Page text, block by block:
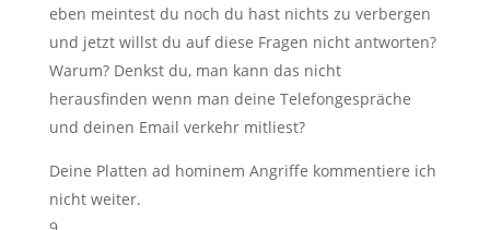
eben meintest du noch du hast nichts zu verbergen
und jetzt willst du auf diese Fragen nicht antworten?
Warum? Denkst du, man kann das nicht
herausfinden wenn man deine Telefongespräche
und deinen Email verkehr mitliest?
Deine Platten ad hominem Angriffe kommentiere ich
nicht weiter.